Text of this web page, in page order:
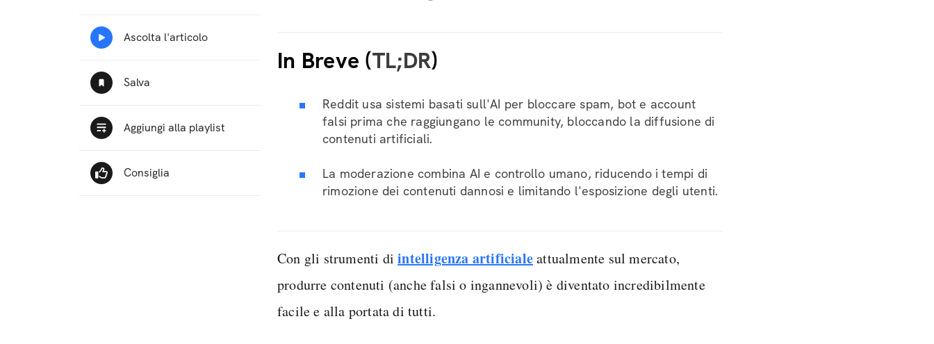
In Breve (TL;DR)
Reddit usa sistemi basati sull'AI per bloccare spam, bot e account
falsi prima che raggiungano le community, bloccando la diffusione di
contenuti artificiali.
La moderazione combina AI e controllo umano, riducendo i tempi di
rimozione dei contenuti dannosi e limitando l'esposizione degli utenti.
Con gli strumenti diintelligenza artificialeattualmente sul mercato,
produrre contenuti (anche falsi o ingannevoli) è diventato incredibilmente
facile e alla portata di tutti.